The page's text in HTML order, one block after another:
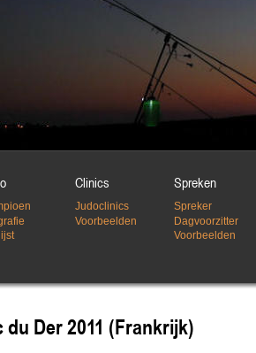
Der 2011 (Frankrijk)
Spreken
Spreker
Dagvoorzitter
Voorbeelden
Clinics
Judoclinics
Voorbeelden